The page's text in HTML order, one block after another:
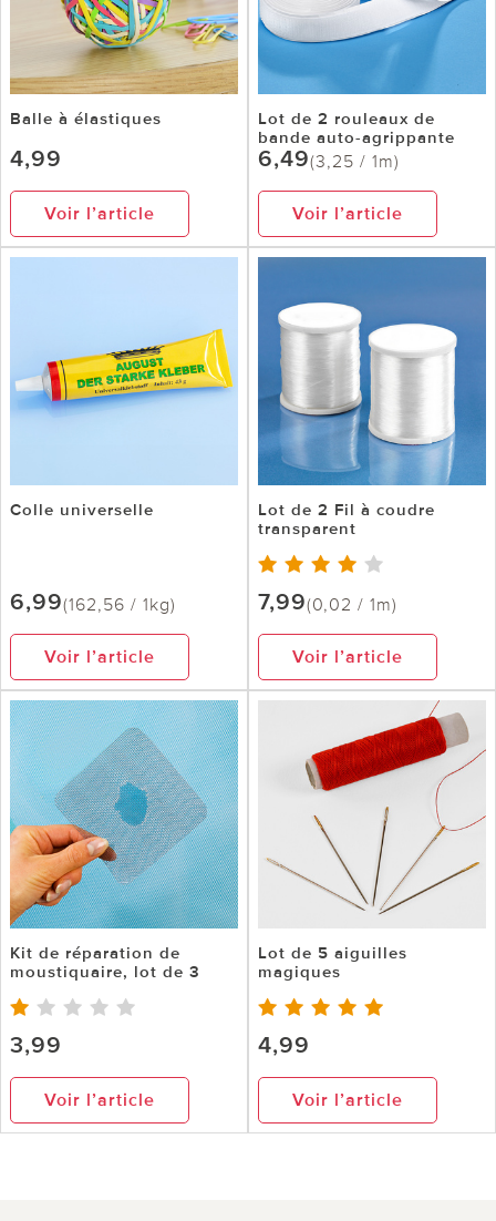
Balle à élastiques
4,99
Voir l’article
Lot de 2 rouleaux de
bande auto-agrippante
6,49(3,25 / 1m)
Voir l’article
Colle universelle
6,99(162,56 / 1kg)
Voir l’article
Lot de 2 Fil à coudre
transparent
7,99(0,02 / 1m)
Voir l’article
Kit de réparation de
moustiquaire, lot de 3
3,99
Voir l’article
Lot de 5 aiguilles
magiques
4,99
Voir l’article